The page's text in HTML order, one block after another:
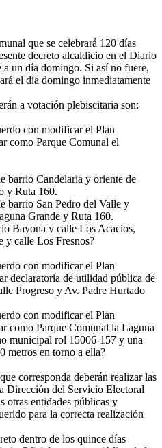
que se celebrará 120 días
decreto alcaldicio en el Diario
un día domingo. Si así no fuere,
el día domingo inmediatamente
a votación plebiscitaria son:
con modificar el Plan
como Parque Comunal el
barrio Candelaria y oriente de
y Ruta 160.
barrio San Pedro del Valle y
Grande y Ruta 160.
Bayona y calle Los Acacios,
y calle Los Fresnos?
con modificar el Plan
declaratoria de utilidad pública de
Progreso y Av. Padre Hurtado
con modificar el Plan
como Parque Comunal la Laguna
municipal rol 15006-157 y una
metros en torno a ella?
corresponda deberán realizar las
Dirección del Servicio Electoral
otras entidades públicas y
para la correcta realización
dentro de los quince días